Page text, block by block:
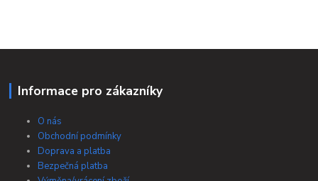
Informace pro zákazníky
O nás
Obchodní podmínky
Doprava a platba
Bezpečná platba